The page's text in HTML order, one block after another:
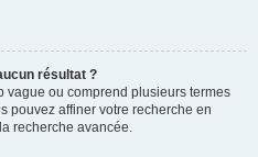
résultat ?
vague ou comprend plusieurs termes
pouvez affiner votre recherche en
recherche avancée.